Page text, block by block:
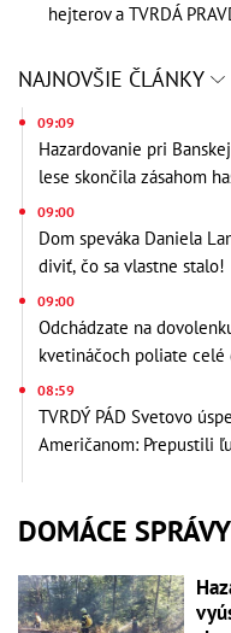
hejterov a TVRDÁ
NAJNOVŠIE ČLÁNKY
09:09
Hazardovanie pri
lese skončila zásahom
09:00
Dom speváka Daniela
diviť, čo sa vlastne stalo!
09:00
Odchádzate na
kvetináčoch poliate celé
08:59
TVRDÝ PÁD Svetovo
Američanom: Prepustili
DOMÁCE SPRÁVY